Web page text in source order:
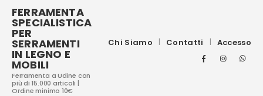
FERRAMENTA
SPECIALISTICA
PER
SERRAMENTI
IN LEGNO E
MOBILI
Ferramenta a Udine con
più di 15.000 articoli |
Ordine minimo 10€
Chi Siamo Contatti Accesso